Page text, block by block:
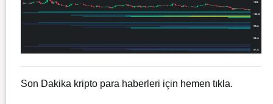
Son Dakika kripto para haberleri için hemen tıkla.